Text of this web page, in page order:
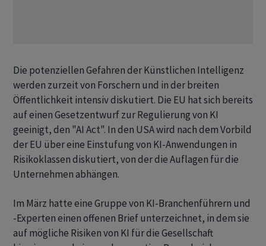
Die potenziellen Gefahren der Künstlichen Intelligenz
werden zurzeit von Forschern und in der breiten
Öffentlichkeit intensiv diskutiert. Die EU hat sich bereits
auf einen Gesetzentwurf zur Regulierung von KI
geeinigt, den "AI Act". In den USA wird nach dem Vorbild
der EU über eine Einstufung von KI-Anwendungen in
Risikoklassen diskutiert, von der die Auflagen für die
Unternehmen abhängen.
Im März hatte eine Gruppe von KI-Branchenführern und
-Experten einen offenen Brief unterzeichnet, in dem sie
auf mögliche Risiken von KI für die Gesellschaft